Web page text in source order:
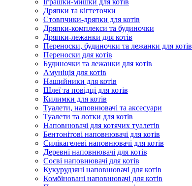
Іграшки-мишки для котів
Дряпки та кігтеточки
Стовпчики-дряпки для котів
Дряпки-комплекси та будиночки
Дряпки-лежанки для котів
Переноски, будиночки та лежанки для котів
Переноски для котів
Будиночки та лежанки для котів
Амуніція для котів
Нашийники для котів
Шлеї та повідці для котів
Килимки для котів
Туалети, наповнювачі та аксесуари
Туалети та лотки для котів
Наповнювачі для котячих туалетів
Бентонітові наповнювачі для котів
Силікагелеві наповнювачі для котів
Деревні наповнювачі для котів
Соєві наповнювачі для котів
Кукурудзяні наповнювачі для котів
Комбіновані наповнювачі для котів